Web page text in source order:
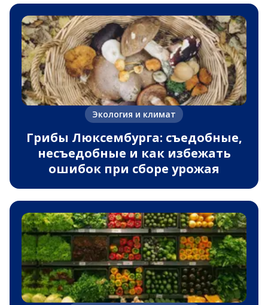
Экология и климат
Грибы Люксембурга: съедобные,
несъедобные и как избежать
ошибок при сборе урожая